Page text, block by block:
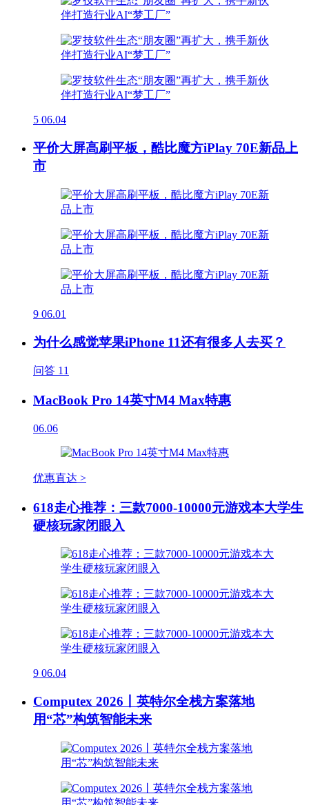
5 06.04
平价大屏高刷平板，酷比魔方iPlay 70E新品上
市
9 06.01
为什么感觉苹果iPhone 11还有很多人去买？
问答 11
MacBook Pro 14英寸M4 Max特惠
06.06
优惠直达 >
618走心推荐：三款7000-10000元游戏本大学生
硬核玩家闭眼入
9 06.04
Computex 2026丨英特尔全栈方案落地
用“芯”构筑智能未来